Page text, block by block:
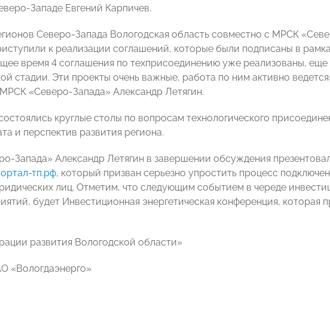
Западе Евгений Карпичев.
Северо-Запада Вологодская область совместно с МРСК
к реализации соглашений, которые были подписаны в
время 4 соглашения по техприсоединению уже реализованы,
стадии. Эти проекты очень важные, работа по ним активно
«Северо-Запада» Александр Летягин.
круглые столы по вопросам технологического
и перспектив развития региона.
Запада» Александр Летягин в завершении обсуждения
тп.рф, который призван серьезно упростить процесс
лиц. Отметим, что следующим событием в череде
будет Инвестиционная энергетическая конференция, которая
развития Вологодской области»
«Вологдаэнерго»